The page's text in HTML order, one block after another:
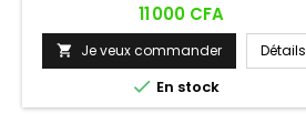
Prix
11 000 CFA
 Je veux commander Détails
 En stock